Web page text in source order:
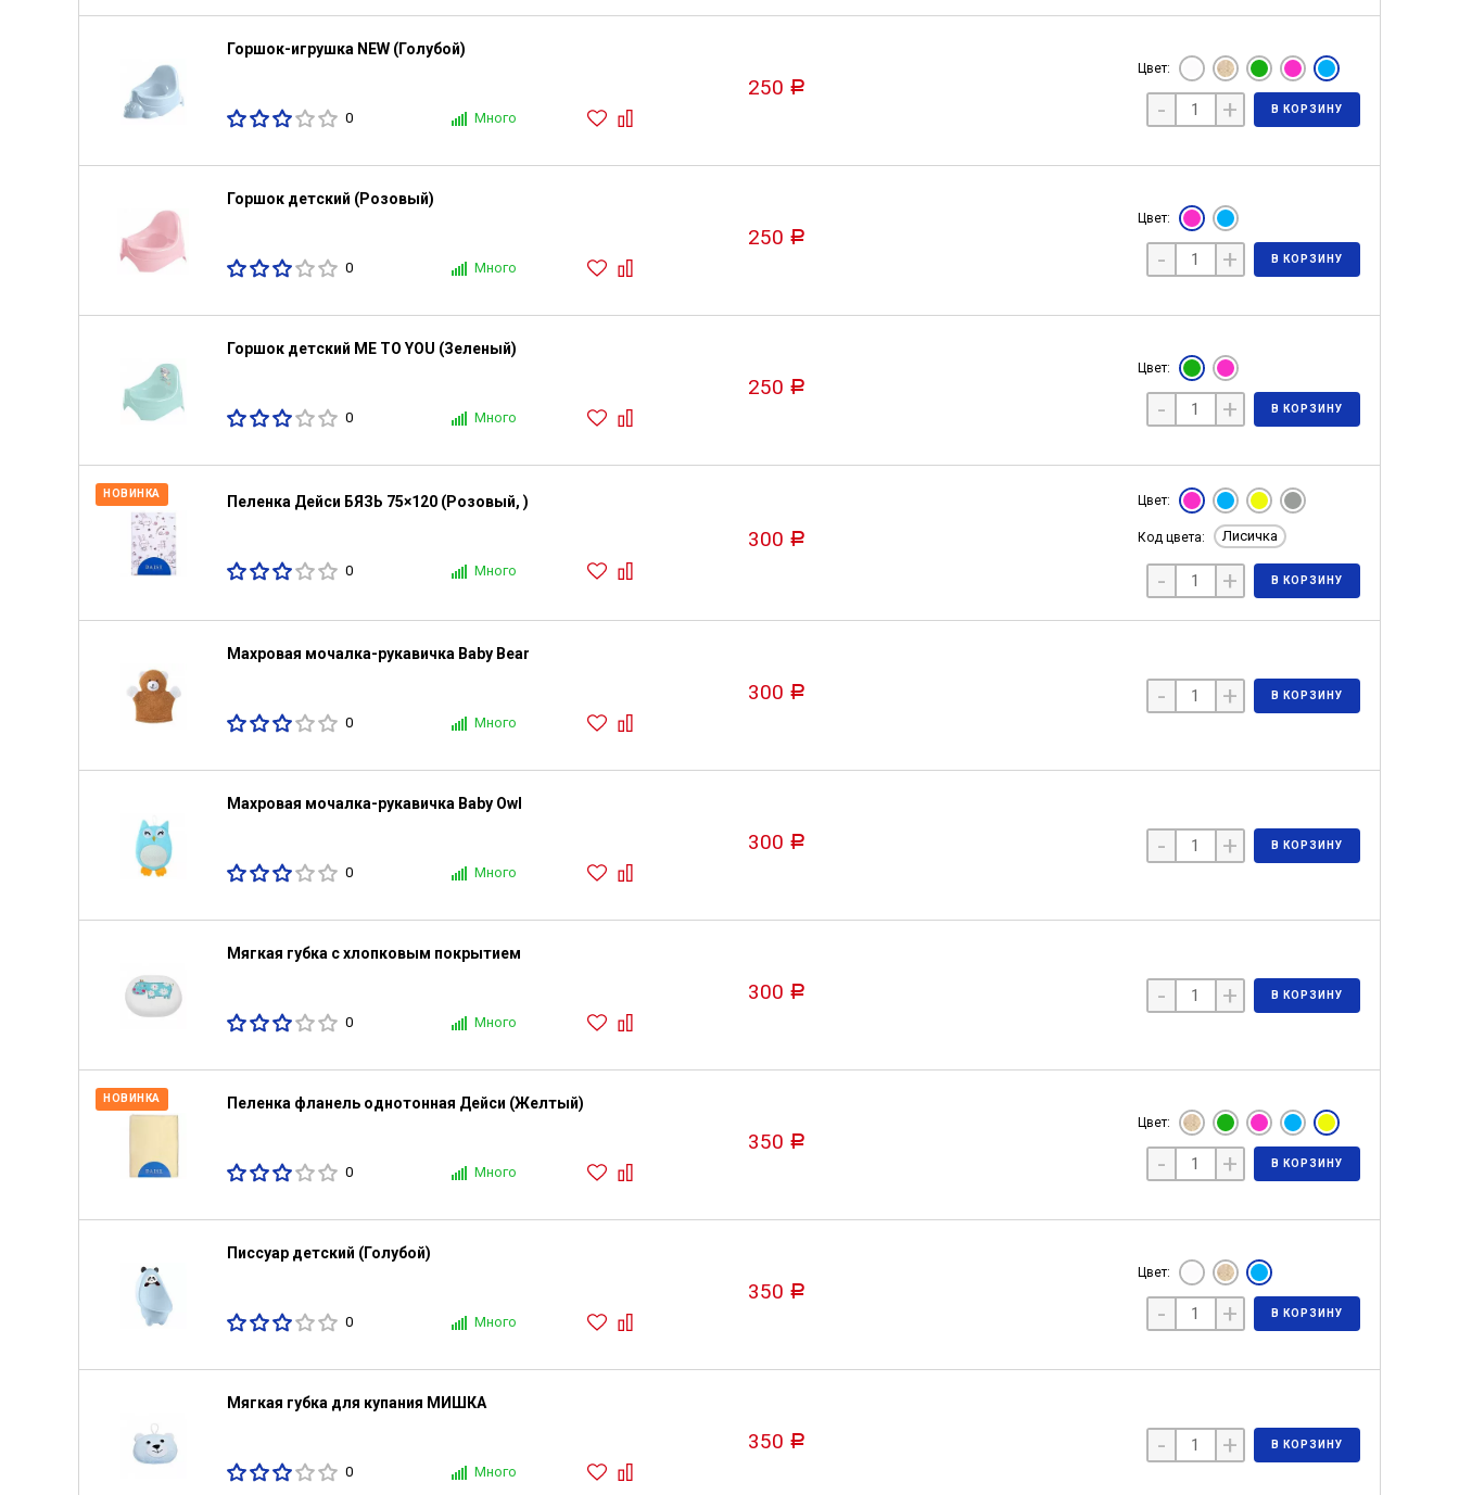
Горшок-игрушка NEW (Голубой)
0 Много
250 Р
Цвет:
- + В КОРЗИНУ
Горшок детский (Розовый)
0 Много
250 Р
Цвет:
- + В КОРЗИНУ
Горшок детский ME TO YOU (Зеленый)
0 Много
250 Р
Цвет:
- + В КОРЗИНУ
НОВИНКА Пеленка Дейси БЯЗЬ 75×120 (Розовый, )
0 Много
300 Р
Цвет:
Код цвета: Лисичка
- + В КОРЗИНУ
Махровая мочалка-рукавичка Baby Bear
0 Много
300 Р - + В КОРЗИНУ
Махровая мочалка-рукавичка Baby Owl
0 Много
300 Р - + В КОРЗИНУ
Мягкая губка с хлопковым покрытием
0 Много
300 Р - + В КОРЗИНУ
НОВИНКА Пеленка фланель однотонная Дейси (Желтый)
0 Много
350 Р
Цвет:
- + В КОРЗИНУ
Писсуар детский (Голубой)
0 Много
350 Р
Цвет:
- + В КОРЗИНУ
Мягкая губка для купания МИШКА
0 Много
350 Р - + В КОРЗИНУ